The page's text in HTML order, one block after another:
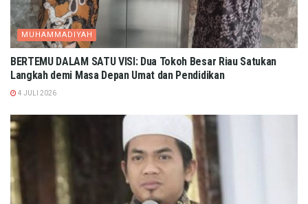
MUHAMMADIYAH
BERTEMU DALAM SATU VISI: Dua Tokoh Besar Riau Satukan
Langkah demi Masa Depan Umat dan Pendidikan
4 JULI 2026